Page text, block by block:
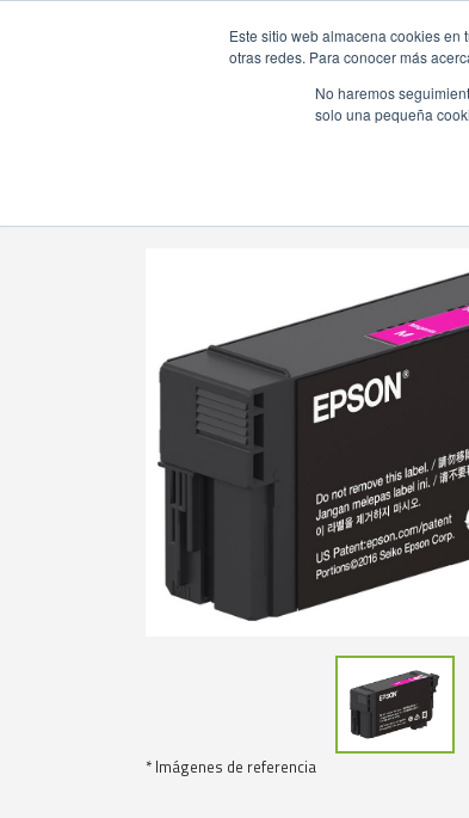
Este sitio web almacena cookies en
otras redes. Para conocer más
No haremos
solo una pequeña
* Imágenes de referencia